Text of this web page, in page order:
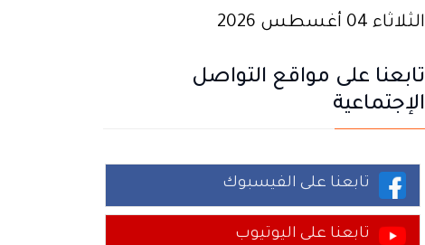
الثلاثاء 04 أغسطس 2026
تابعنا على مواقع التواصل
الإجتماعية
تابعنا على الفيسبوك
تابعنا على اليوتيوب